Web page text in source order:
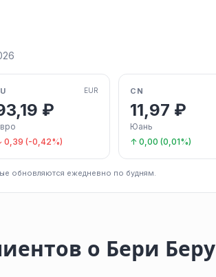
EUR
₽
0,39 (-0,42%)
CN
11,97 ₽
Юань
↑ 0,00 (0,01%)
обновляются ежедневно по будням.
о Бери Беру